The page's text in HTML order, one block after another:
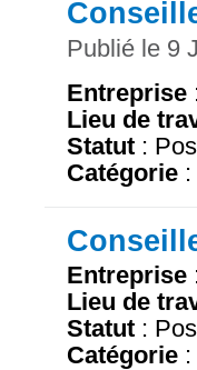
Publié le 9
Entreprise
Lieu de
Statut :
Catégorie :
Entreprise
Lieu de
Statut :
Catégorie :